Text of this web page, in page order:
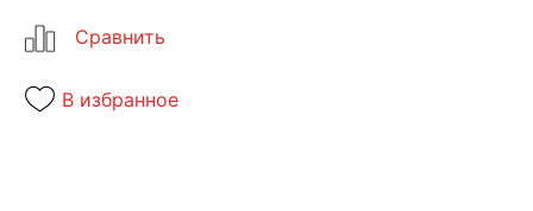
В избранное